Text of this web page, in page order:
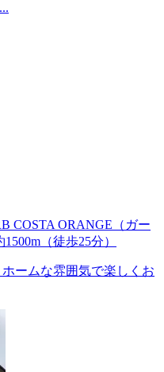
COSTA ORANGE（ガー
1500m （徒歩25分）
ームな雰囲気で楽しくお